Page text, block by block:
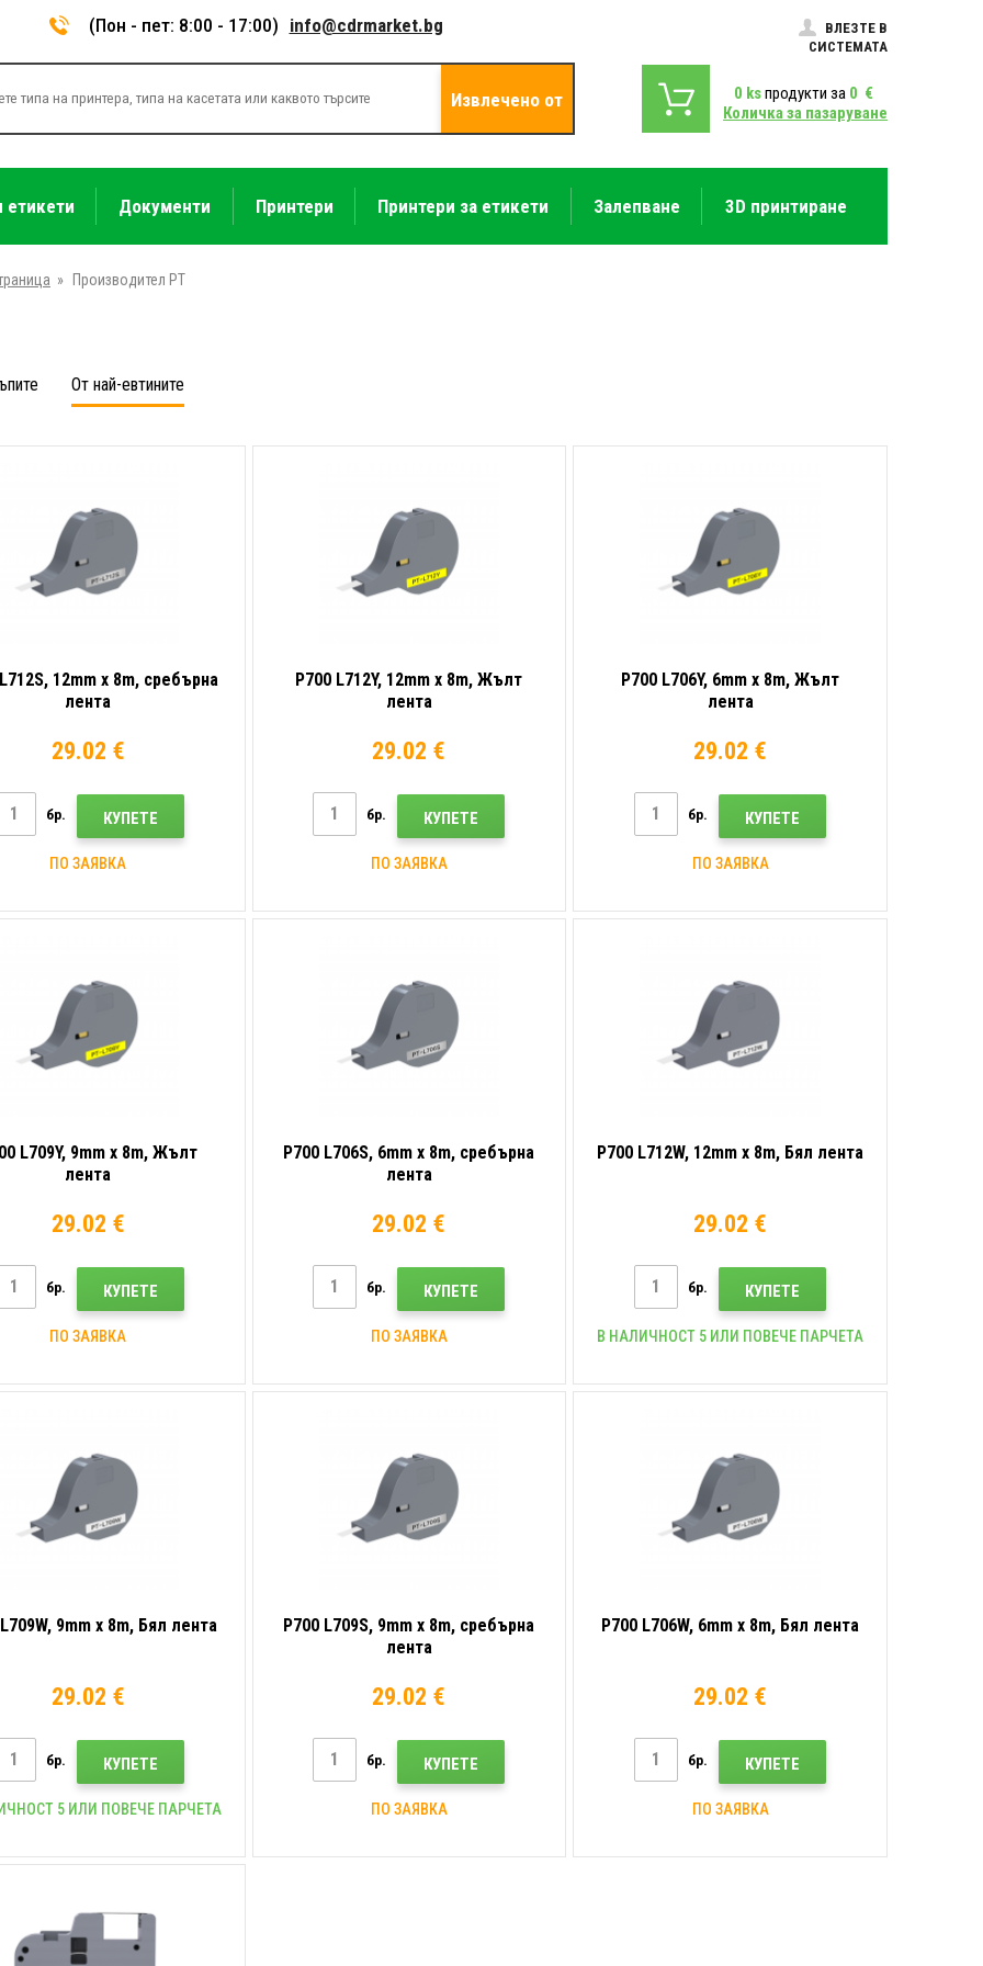
(Пон - пет: 8:00 - 17:00) info@cdrmarket.bg
ВЛЕЗТЕ В
СИСТЕМАТА
Извлечено от 0 ksпродукти за 0 €
Количка за пазаруване
етикети Документи Принтери Принтери за етикети Залепване 3D принтиране
» Производител PT
От най-евтините
12mm x 8m, сребърна
лента
29.02 €
бр. КУПЕТЕ
ПО ЗАЯВКА
P700 L712Y, 12mm x 8m, Жълт
лента
29.02 €
бр. КУПЕТЕ
ПО ЗАЯВКА
P700 L706Y, 6mm x 8m, Жълт
лента
29.02 €
бр. КУПЕТЕ
ПО ЗАЯВКА
L709Y, 9mm x 8m, Жълт
лента
29.02 €
бр. КУПЕТЕ
ПО ЗАЯВКА
P700 L706S, 6mm x 8m, сребърна
лента
29.02 €
бр. КУПЕТЕ
ПО ЗАЯВКА
P700 L712W, 12mm x 8m, Бял лента
29.02 €
бр. КУПЕТЕ
В НАЛИЧНОСТ 5 ИЛИ ПОВЕЧЕ ПАРЧЕТА
9mm x 8m, Бял лента
29.02 €
бр. КУПЕТЕ
5 ИЛИ ПОВЕЧЕ ПАРЧЕТА
P700 L709S, 9mm x 8m, сребърна
лента
29.02 €
бр. КУПЕТЕ
ПО ЗАЯВКА
P700 L706W, 6mm x 8m, Бял лента
29.02 €
бр. КУПЕТЕ
ПО ЗАЯВКА